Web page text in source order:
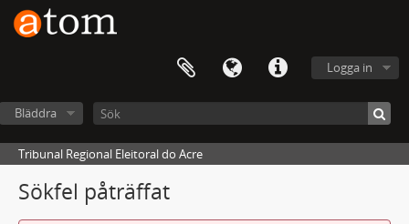
Logga in
Bläddra
Tribunal Regional Eleitoral do Acre
Sökfel påträffat